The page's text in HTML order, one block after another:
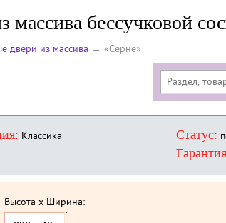
бессучковой
двери из массива → «Серне»
Классика Статус:
Высота x Ширина:
`